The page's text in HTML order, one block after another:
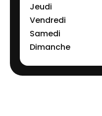
Jeudi
Vendredi
Samedi
Dimanche